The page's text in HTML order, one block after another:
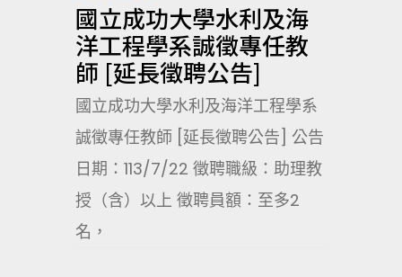
國立成功大學水利及海
洋工程學系誠徵專任教
師 [延長徵聘公告]
國立成功大學水利及海洋工程學系
誠徵專任教師 [延長徵聘公告] 公告
日期：113/7/22 徵聘職級：助理教
授（含）以上 徵聘員額：至多2
名，